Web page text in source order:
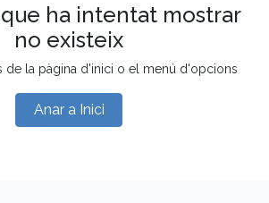
ha intentat mostrar
no existeix
de la pàgina d'inici o el menú d'opcions
Anar a Inici